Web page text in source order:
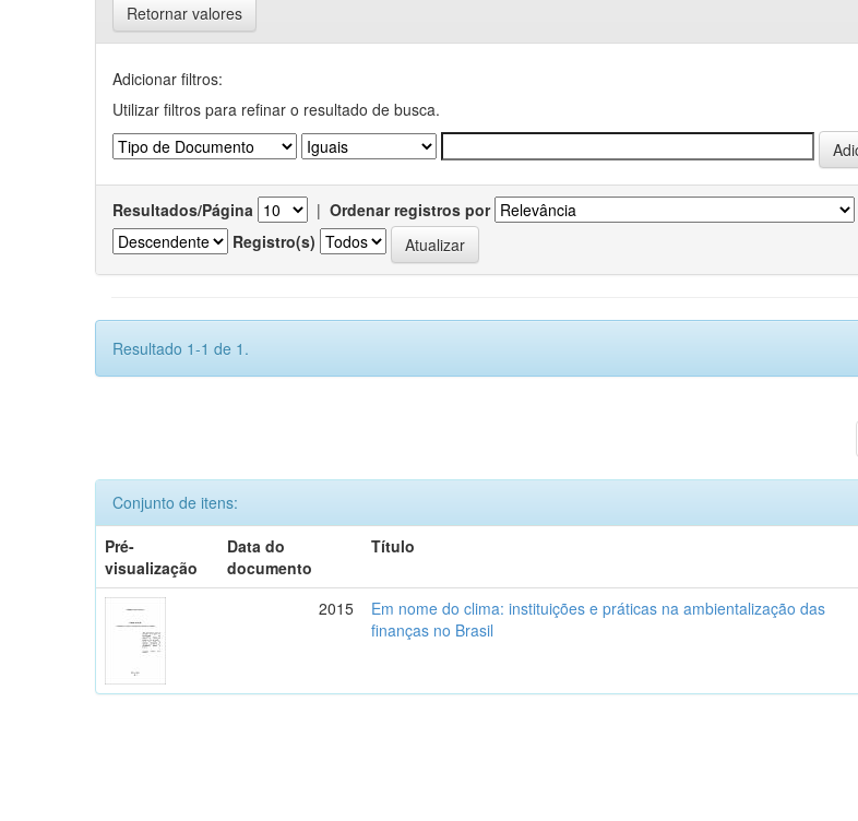
Retornar valores
Adicionar filtros:
Utilizar filtros para refinar o resultado de busca.
Resultados/Página | Ordenar registros por
Registro(s)
Resultado 1-1 de 1.
Conjunto de itens:
Pré-
visualização
Data do
documento
Título
2015
Em nome do clima: instituições e práticas na ambientalização das
finanças no Brasil